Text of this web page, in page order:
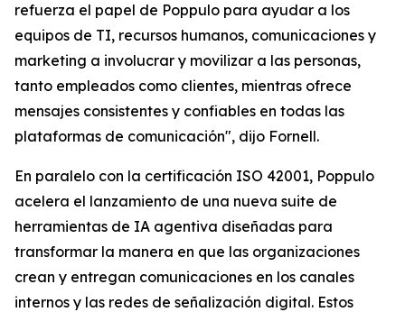
refuerza el papel de Poppulo para ayudar a los
equipos de TI, recursos humanos, comunicaciones y
marketing a involucrar y movilizar a las personas,
tanto empleados como clientes, mientras ofrece
mensajes consistentes y confiables en todas las
plataformas de comunicación", dijo Fornell.
En paralelo con la certificación ISO 42001, Poppulo
acelera el lanzamiento de una nueva suite de
herramientas de IA agentiva diseñadas para
transformar la manera en que las organizaciones
crean y entregan comunicaciones en los canales
internos y las redes de señalización digital. Estos